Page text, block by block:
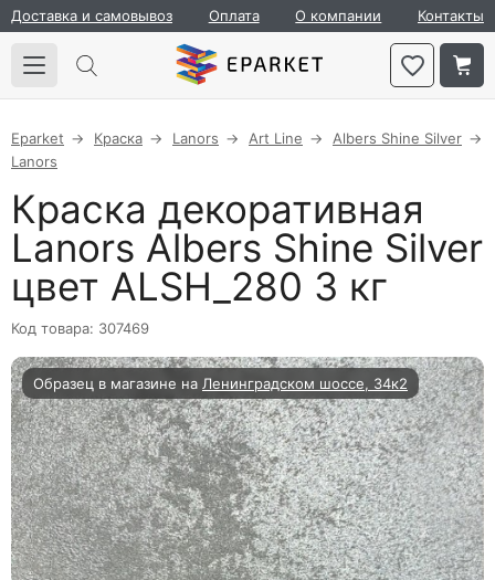
Доставка и самовывоз Оплата О компании Контакты
Eparket Краска Lanors Art Line
Albers Shine Silver
Lanors
Краска декоративная
Lanors Albers Shine Silver
цвет ALSH_280 3 кг
Код товара: 307469
Образец в магазине на Ленинградском шоссе, 34к2